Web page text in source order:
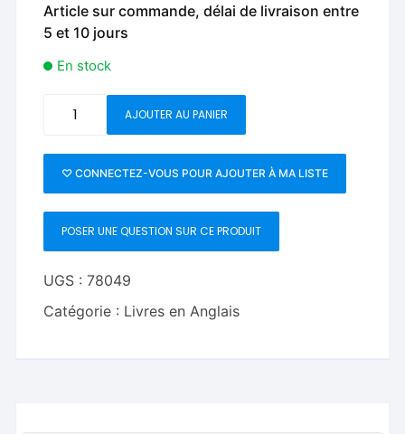
Article sur commande, délai de livraison entre
5 et 10 jours
En stock
Fire
by
Christoph
Borer
AJOUTER AU PANIER
♡ CONNECTEZ-VOUS POUR AJOUTER À MA LISTE
POSER UNE QUESTION SUR CE PRODUIT
UGS :78049
Catégorie : Livres en Anglais